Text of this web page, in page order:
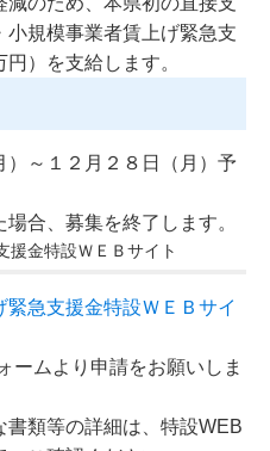
規模事業者賃上げ緊急支
）を支給します。
１２月２８日（月）予
、募集を終了します。
援金特設ＷＥＢサイト
急支援金特設ＷＥＢサイ
ムより申請をお願いしま
類等の詳細は、特設WEB